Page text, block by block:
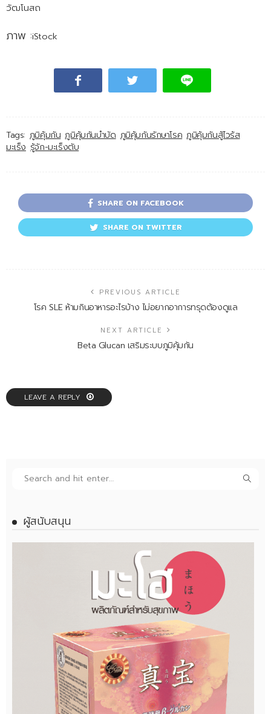
วัฒโนสถ
ภาพ :iStock
Tags: ภูมิคุ้มกัน ภูมิคุ้มกันบำบัด ภูมิคุ้มกันรักษาโรค ภูมิคุ้มกันสู้ไวร้ส
มะเร็ง รู้จัก-มะเร็งตับ
SHARE ON FACEBOOK
SHARE ON TWITTER
PREVIOUS ARTICLE
โรค SLE ห้ามกินอาหารอะไรบ้าง ไม่อยากอาการทรุดต้องดูแล
NEXT ARTICLE
Beta Glucan เสริมระบบภูมิคุ้มกัน
LEAVE A REPLY
ผู้สนับสนุน